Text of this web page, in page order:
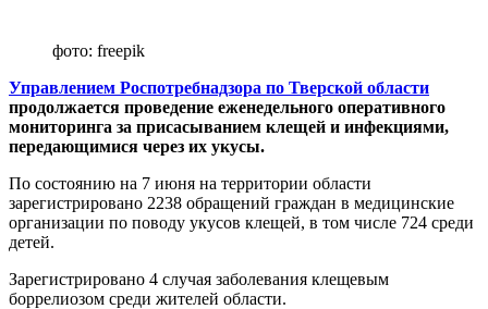
фото: freepik
Управлением Роспотребнадзора по Тверской области
продолжается проведение еженедельного оперативного
мониторинга за присасыванием клещей и инфекциями,
передающимися через их укусы.
По состоянию на 7 июня на территории области
зарегистрировано 2238 обращений граждан в медицинские
организации по поводу укусов клещей, в том числе 724 среди
детей.
Зарегистрировано 4 случая заболевания клещевым
боррелиозом среди жителей области.